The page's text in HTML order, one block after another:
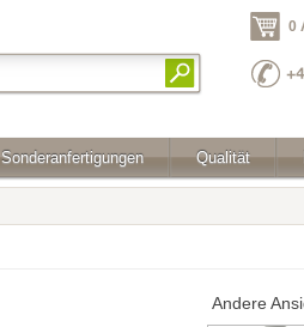
0
Sonderanfertigungen Qualität
Andere